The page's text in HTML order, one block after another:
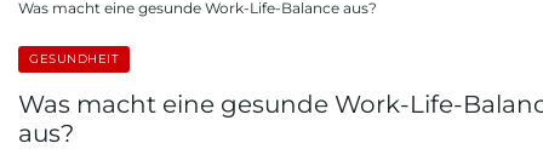
Was macht eine gesunde Work-Life-Balance aus?
GESUNDHEIT
Was macht eine gesunde Work-Life-
aus?